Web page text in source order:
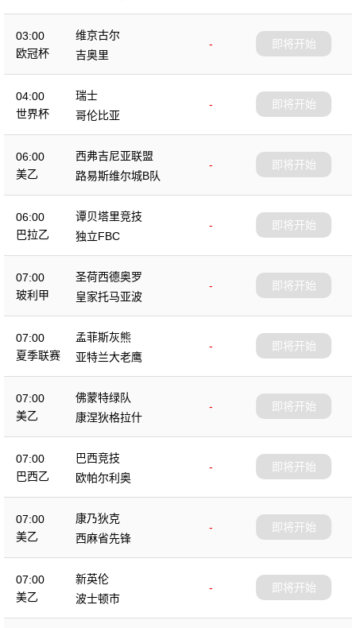
03:00
欧冠杯
维京古尔
-
吉奥里
即将开始
04:00
世界杯
瑞士
-
哥伦比亚
即将开始
06:00
美乙
西弗吉尼亚联盟
-
路易斯维尔城B队
即将开始
06:00
巴拉乙
谭贝塔里竞技
-
独立FBC
即将开始
07:00
玻利甲
圣荷西德奥罗
-
皇家托马亚波
即将开始
07:00
夏季联赛
孟菲斯灰熊
-
亚特兰大老鹰
即将开始
07:00
美乙
佛蒙特绿队
-
康涅狄格拉什
即将开始
07:00
巴西乙
巴西竞技
-
欧帕尔利奥
即将开始
07:00
美乙
康乃狄克
-
西麻省先锋
即将开始
07:00
美乙
新英伦
-
波士顿市
即将开始